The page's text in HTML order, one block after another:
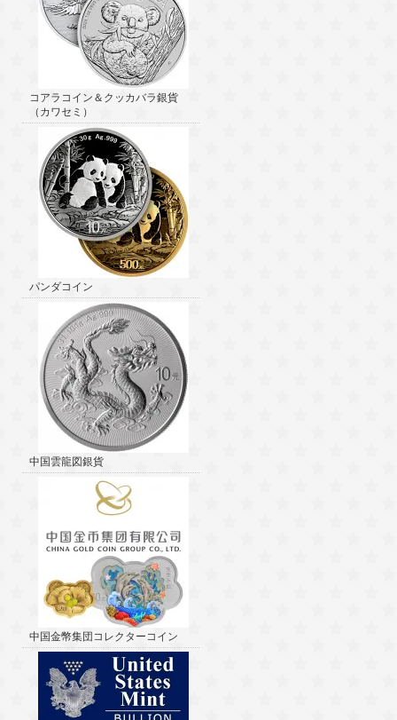
コアラコイン＆クッカバラ銀貨
（カワセミ）
パンダコイン
中国雲龍図銀貨
中国金幣集団コレクターコイン